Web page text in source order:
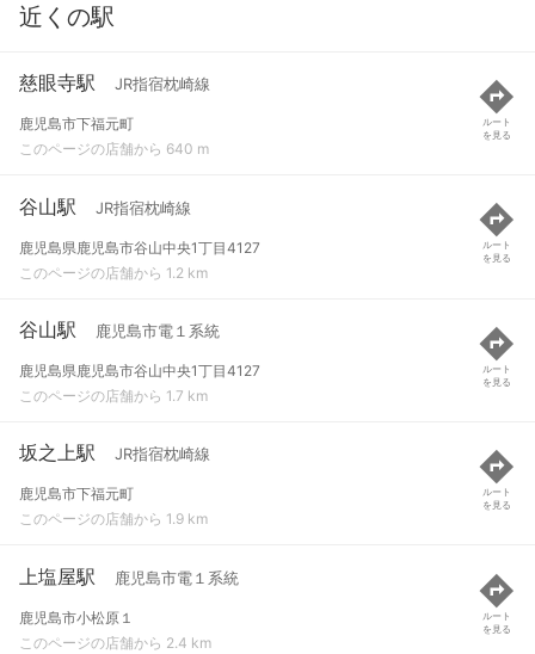
近くの駅
慈眼寺駅 JR指宿枕崎線
鹿児島市下福元町
このページの店舗から 640 m
ルート
を見る
谷山駅 JR指宿枕崎線
鹿児島県鹿児島市谷山中央1丁目4127
このページの店舗から 1.2 km
ルート
を見る
谷山駅 鹿児島市電１系統
鹿児島県鹿児島市谷山中央1丁目4127
このページの店舗から 1.7 km
ルート
を見る
坂之上駅 JR指宿枕崎線
鹿児島市下福元町
このページの店舗から 1.9 km
ルート
を見る
上塩屋駅 鹿児島市電１系統
鹿児島市小松原１
このページの店舗から 2.4 km
ルート
を見る